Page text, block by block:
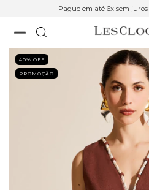
Pague em até 6x sem
40% OFF
PROMOÇÃO